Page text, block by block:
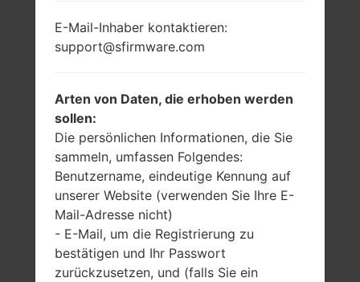
E-Mail-Inhaber kontaktieren:
support@sfirmware.com
Arten von Daten, die erhoben werden
sollen:
Die persönlichen Informationen, die Sie
sammeln, umfassen Folgendes:
Benutzername, eindeutige Kennung auf
unserer Website (verwenden Sie Ihre E-
Mail-Adresse nicht)
- E-Mail, um die Registrierung zu
bestätigen und Ihr Passwort
zurückzusetzen, und (falls Sie ein